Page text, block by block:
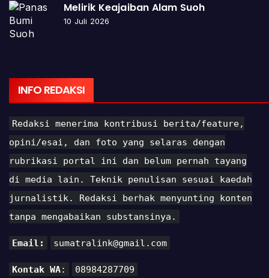
Melirik Keajaiban Alam Suoh
10 Juli 2026
INFO REDAKSI
Redaksi menerima kontribusi berita/feature,
opini/esai, dan foto yang selaras dengan
rubrikasi portal ini dan belum pernah tayang
di media lain. Teknik penulisan sesuai kaedah
jurnalistik. Redaksi berhak menyunting konten
tanpa mengabaikan substansinya.
Email: sumatralink@gmail.com
Kontak WA: 08984287709